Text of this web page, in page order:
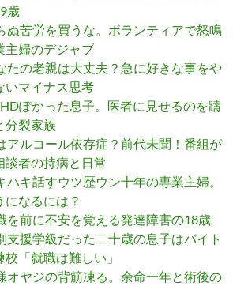
歳
ぬ苦労を買うな。ボランティアで怒鳴
主婦のデジャブ
たの老親は大丈夫？急に好きな事をや
いマイナス思考
ぽかった息子。医者に見せるのを躊
分裂家族
アルコール依存症？前代未聞！番組が
談者の持病と日常
ハキ話すウツ歴ウン十年の専業主婦。
なるには？
を前に不安を覚える発達障害の18歳
支援学級だった二十歳の息子はバイト
「就職は難しい」
オヤジの背筋凍る。余命一年と術後の